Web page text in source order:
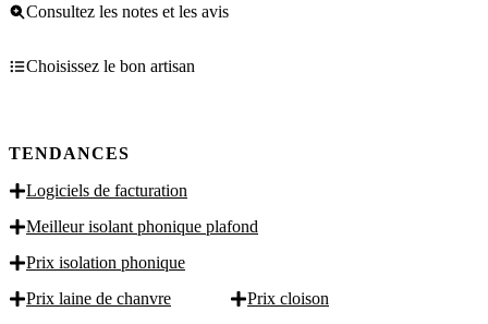
Consultez les notes et les avis
Choisissez le bon artisan
TENDANCES
Logiciels de facturation
Meilleur isolant phonique plafond
Prix isolation phonique
Prix laine de chanvre
Prix cloison